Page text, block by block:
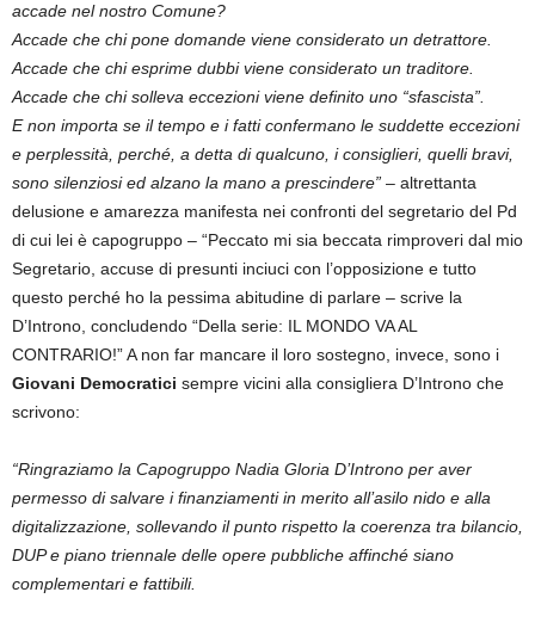
accade nel nostro Comune?
Accade che chi pone domande viene considerato un detrattore.
Accade che chi esprime dubbi viene considerato un traditore.
Accade che chi solleva eccezioni viene definito uno “sfascista”.
E non importa se il tempo e i fatti confermano le suddette eccezioni
e perplessità, perché, a detta di qualcuno, i consiglieri, quelli bravi,
sono silenziosi ed alzano la mano a prescindere” – altrettanta
delusione e amarezza manifesta nei confronti del segretario del Pd
di cui lei è capogruppo – “Peccato mi sia beccata rimproveri dal mio
Segretario, accuse di presunti inciuci con l’opposizione e tutto
questo perché ho la pessima abitudine di parlare – scrive la
D’Introno, concludendo “Della serie: IL MONDO VA AL
CONTRARIO!” A non far mancare il loro sostegno, invece, sono i
Giovani Democratici sempre vicini alla consigliera D’Introno che
scrivono:
“Ringraziamo la Capogruppo Nadia Gloria D’Introno per aver
permesso di salvare i finanziamenti in merito all’asilo nido e alla
digitalizzazione, sollevando il punto rispetto la coerenza tra bilancio,
DUP e piano triennale delle opere pubbliche affinché siano
complementari e fattibili.